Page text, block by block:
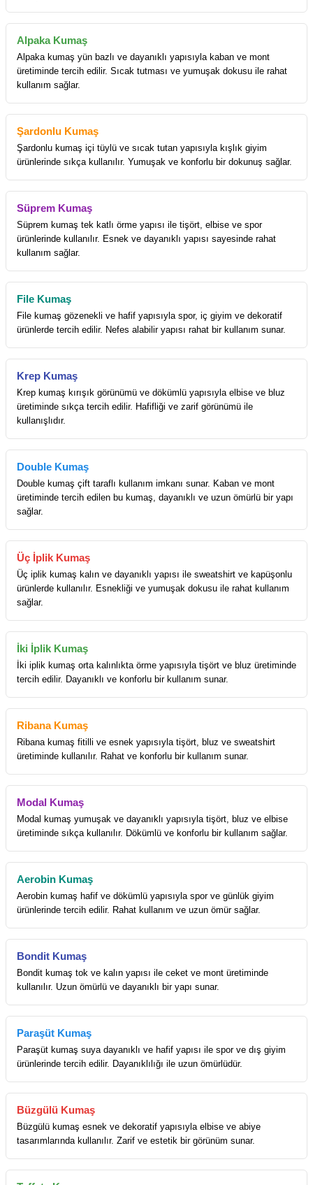
Alpaka Kumaş
Alpaka kumaş yün bazlı ve dayanıklı yapısıyla kaban ve mont
üretiminde tercih edilir. Sıcak tutması ve yumuşak dokusu ile rahat
kullanım sağlar.
Şardonlu Kumaş
Şardonlu kumaş içi tüylü ve sıcak tutan yapısıyla kışlık giyim
ürünlerinde sıkça kullanılır. Yumuşak ve konforlu bir dokunuş sağlar.
Süprem Kumaş
Süprem kumaş tek katlı örme yapısı ile tişört, elbise ve spor
ürünlerinde kullanılır. Esnek ve dayanıklı yapısı sayesinde rahat
kullanım sağlar.
File Kumaş
File kumaş gözenekli ve hafif yapısıyla spor, iç giyim ve dekoratif
ürünlerde tercih edilir. Nefes alabilir yapısı rahat bir kullanım sunar.
Krep Kumaş
Krep kumaş kırışık görünümü ve dökümlü yapısıyla elbise ve bluz
üretiminde sıkça tercih edilir. Hafifliği ve zarif görünümü ile
kullanışlıdır.
Double Kumaş
Double kumaş çift taraflı kullanım imkanı sunar. Kaban ve mont
üretiminde tercih edilen bu kumaş, dayanıklı ve uzun ömürlü bir yapı
sağlar.
Üç İplik Kumaş
Üç iplik kumaş kalın ve dayanıklı yapısı ile sweatshirt ve kapüşonlu
ürünlerde kullanılır. Esnekliği ve yumuşak dokusu ile rahat kullanım
sağlar.
İki İplik Kumaş
İki iplik kumaş orta kalınlıkta örme yapısıyla tişört ve bluz üretiminde
tercih edilir. Dayanıklı ve konforlu bir kullanım sunar.
Ribana Kumaş
Ribana kumaş fitilli ve esnek yapısıyla tişört, bluz ve sweatshirt
üretiminde kullanılır. Rahat ve konforlu bir kullanım sunar.
Modal Kumaş
Modal kumaş yumuşak ve dayanıklı yapısıyla tişört, bluz ve elbise
üretiminde sıkça kullanılır. Dökümlü ve konforlu bir kullanım sağlar.
Aerobin Kumaş
Aerobin kumaş hafif ve dökümlü yapısıyla spor ve günlük giyim
ürünlerinde tercih edilir. Rahat kullanım ve uzun ömür sağlar.
Bondit Kumaş
Bondit kumaş tok ve kalın yapısı ile ceket ve mont üretiminde
kullanılır. Uzun ömürlü ve dayanıklı bir yapı sunar.
Paraşüt Kumaş
Paraşüt kumaş suya dayanıklı ve hafif yapısı ile spor ve dış giyim
ürünlerinde tercih edilir. Dayanıklılığı ile uzun ömürlüdür.
Büzgülü Kumaş
Büzgülü kumaş esnek ve dekoratif yapısıyla elbise ve abiye
tasarımlarında kullanılır. Zarif ve estetik bir görünüm sunar.